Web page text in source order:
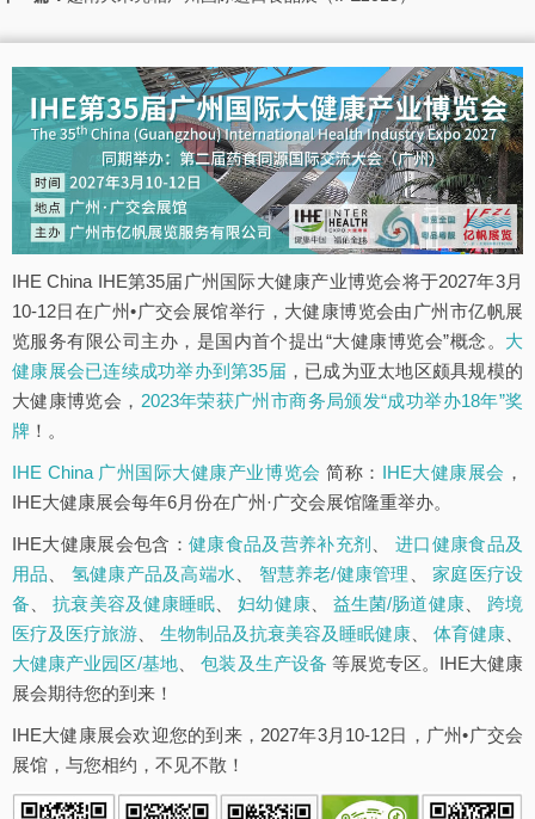
IHE China IHE第35届广州国际大健康产业博览会将于2027年3月
10-12日在广州•广交会展馆举行，大健康博览会由广州市亿帆展
览服务有限公司主办，是国内首个提出“大健康博览会”概念。 大
健康展会已连续成功举办到第35届 ，已成为亚太地区颇具规模的
大健康博览会， 2023年荣获广州市商务局颁发“成功举办18年”奖
牌 ！。
IHE China 广州国际大健康产业博览会 简称： IHE大健康展会 ，
IHE大健康展会每年6月份在广州·广交会展馆隆重举办。
IHE大健康展会包含： 健康食品及营养补充剂 、进口健康食品及
用品
氢健康产品及高端水 智慧养老/健康管理 、家庭医疗设
备 、抗衰美容及健康睡眠 、妇幼健康、 益生菌/肠道健康、 跨境
医疗及医疗旅游
生物制品及抗衰美容及睡眠健康 体育健康
大健康产业园区/基地 、包装及生产设备 等展览专区。IHE大健康
展会期待您的到来！
IHE大健康展会欢迎您的到来，2027年3月10-12日，广州•广交会
展馆，与您相约，不见不散！